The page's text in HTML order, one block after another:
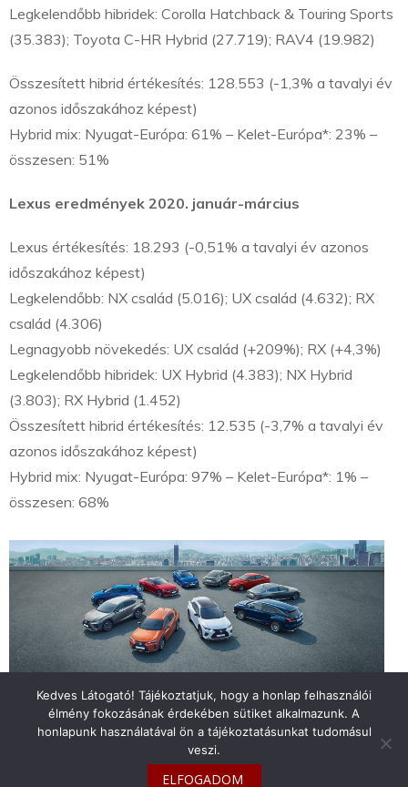
Legkelendőbb hibridek: Corolla Hatchback & Touring Sports
(35.383); Toyota C-HR Hybrid (27.719); RAV4 (19.982)
Összesített hibrid értékesítés: 128.553 (-1,3% a tavalyi év
azonos időszakához képest)
Hybrid mix: Nyugat-Európa: 61% – Kelet-Európa*: 23% –
összesen: 51%
Lexus eredmények 2020. január-március
Lexus értékesítés: 18.293 (-0,51% a tavalyi év azonos
időszakához képest)
Legkelendőbb: NX család (5.016); UX család (4.632); RX
család (4.306)
Legnagyobb növekedés: UX család (+209%); RX (+4,3%)
Legkelendőbb hibridek: UX Hybrid (4.383); NX Hybrid
(3.803); RX Hybrid (1.452)
Összesített hibrid értékesítés: 12.535 (-3,7% a tavalyi év
azonos időszakához képest)
Hybrid mix: Nyugat-Európa: 97% – Kelet-Európa*: 1% –
összesen: 68%
info@toyotaclub.hu
Kedves Látogató! Tájékoztatjuk, hogy a honlap felhasználói
élmény fokozásának érdekében sütiket alkalmazunk. A
honlapunk használatával ön a tájékoztatásunkat tudomásul
veszi.
ELFOGADOM